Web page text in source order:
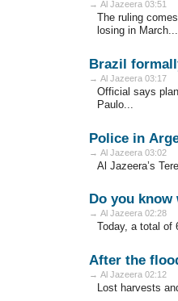
→ Al Jazeera 03:51
The ruling
losing in March...
Brazil
→ Al Jazeera 03:17
Official says
Paulo...
Police in
→ Al Jazeera 03:02
Al Jazeera’s
Do you
→ Al Jazeera 02:28
Today, a total of
After the
→ Al Jazeera 02:12
Lost harvests